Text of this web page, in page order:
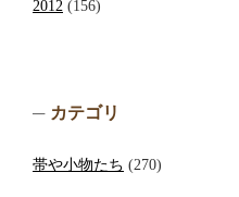
2012 (156)
カテゴリ
帯や小物たち (270)